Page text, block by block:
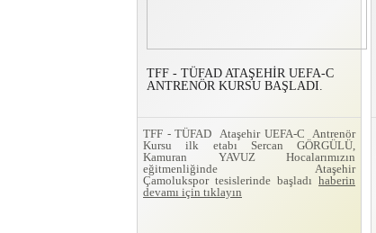
TFF - TÜFAD ATAŞEHİR UEFA-C
ANTRENÖR KURSU BAŞLADI.
TFF - TÜFAD Ataşehir UEFA-C Antrenör
Kursu ilk etabı Sercan GÖRGÜLÜ,
Kamuran YAVUZ Hocalarımızın
eğitmenliğinde Ataşehir
Çamolukspor tesislerinde başladı haberin
devamı için tıklayın